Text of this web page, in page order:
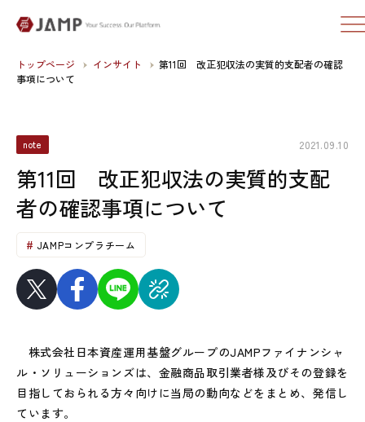
トップページ インサイト
第11回 改正犯収法の実質的支配者の確認
事項について
note 2021.09.10
第11回 改正犯収法の実質的支配
者の確認事項について
JAMPコンプラチーム
株式会社日本資産運用基盤グループのJAMPファイナンシャ
ル・ソリューションズは、金融商品取引業者様及びその登録を
目指しておられる方々向けに当局の動向などをまとめ、発信し
ています。